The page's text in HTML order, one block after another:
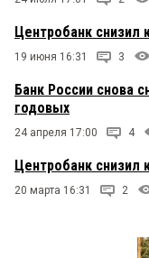
Центробанк снизил
19 июня 16:31 3
Банк России снова
годовых
24 апреля 17:00 4
Центробанк снизил
20 марта 16:31 2